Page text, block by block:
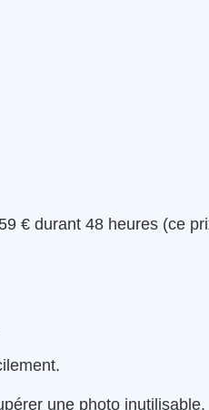
€ durant 48 heures (ce
une photo inutilisable.